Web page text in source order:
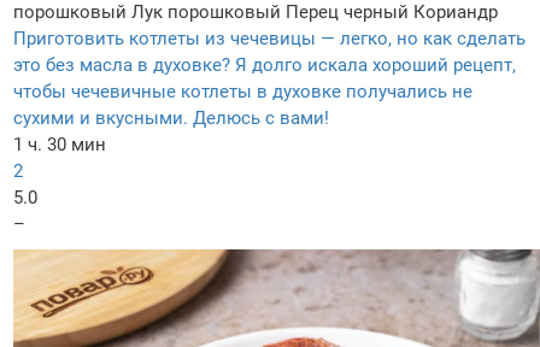
порошковый Лук порошковый Перец черный Кориандр
Приготовить котлеты из чечевицы — легко, но как сделать
это без масла в духовке? Я долго искала хороший рецепт,
чтобы чечевичные котлеты в духовке получались не
сухими и вкусными. Делюсь с вами!
1 ч. 30 мин
2
5.0
–